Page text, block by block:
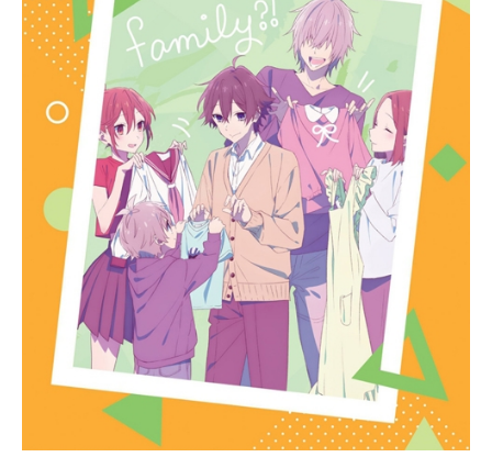
ニオンはサトシを引きずりながら、
「アゾット王国」を目指して走り始
めた。一方、アゾット王国の大臣ジ
ャービスは、人造ポケモン・マギア
ナと、マギアナに宿るといわれる
「ソウルハート」という未知なる力
を手に入れていた。ジャービスはそ
の力を利用して、王国を支配しよう
とたくらみ、ボルケニオンは、ネー
ベル高原から連れ去られたマギアナ
を取り戻そうとしていたのだ！はた
して繋がれたままのサトシとボルケ
ニオンは、マギアナを助け出すこと
ができるのか？「ソウルハート」に
秘められた、本当の力とは？今、ポ
ケモン史上最も熱いバトルが始ま
る！作品名ポケモン・ザ・ムービーX
Y&Zボルケニオンと機巧のマギアナ
放送形態劇場版アニメシリーズポケ